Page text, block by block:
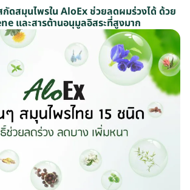
ดสมุนไพรใน AloEx ช่วยลดผมร่วงได้ ด้วย
และสารต้านอนุมูลอิสระที่สูงมาก